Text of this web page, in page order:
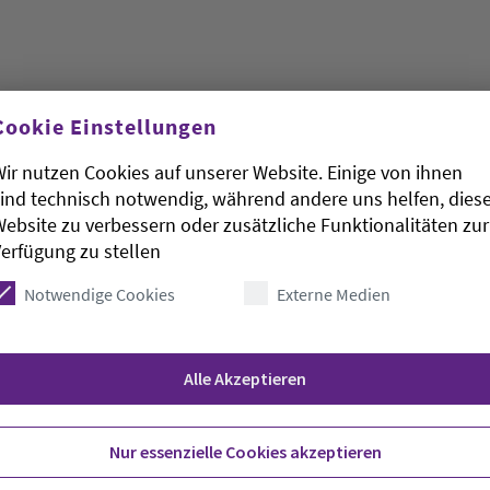
und der Landesbeauftragte für Migration und
den Musliminnen und Muslimen in
«Der bevorstehende Ramadan bietet eine
und des Miteinanders zu setzen», erklärte
andere Menschen zu unterstützen und
Ramadan in diesem Jahr am
In dieser Zeit laden viele Muslime
ein, um ihre Verbundenheit mit
zu stärken. Im Mittelpunkt steht das
Gastfreundschaft und gegenseitigem
des Fastenbrechens an, auch Zuckerfest
Einstellungen
nutzen Cookies auf unserer Website. Einige von ihnen
technisch notwendig, während andere uns helfen,
zu verbessern oder zusätzliche Funktionalitäten zur
zu stellen
Notwendige Cookies Externe Medien
Alle Akzeptieren
Nur essenzielle Cookies akzeptieren